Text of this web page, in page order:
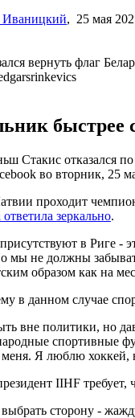
Иваницкий, 25 мая
Стакис отказался по
во вторник, 25
проходит
ответила зеркально.
в Риге -
мы не должны
образом как на
в данном случае
вне политики, но
спортивные
Я люблю хоккей,
IIHF
сторону -